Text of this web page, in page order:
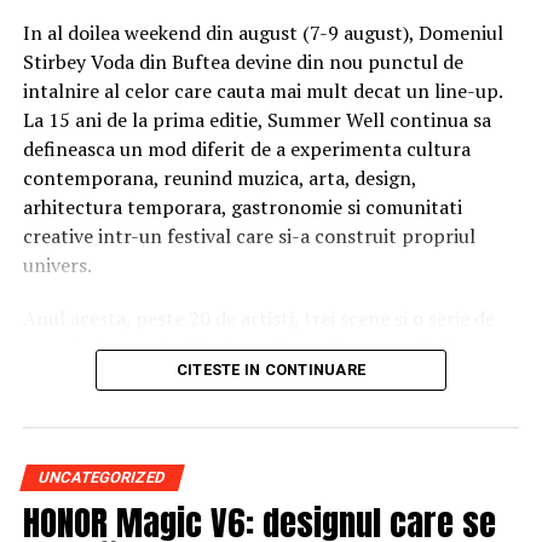
Vineri: incepand cu ora 16:00
Sambata si duminica: incepand cu ora 14:00
Pentru o experienta cat mai relaxata, organizatorii
recomanda sosirea cat mai devreme, in special in prima
zi de festival.
Accesul participantilor este permis pana la ora 23:30 in
pot ridica acreditarile zilnic intre orele 08:00 si 20:00,
dimineata.
Cum ajungi la Summer Well
In al doilea weekend din august (7-9 august), Domeniul
Stirbey Voda din Buftea devine din nou punctul de
intalnire al celor care cauta mai mult decat un line-up.
La 15 ani de la prima editie, Summer Well continua sa
defineasca un mod diferit de a experimenta cultura
contemporana, reunind muzica, arta, design,
arhitectura temporara, gastronomie si comunitati
creative intr-un festival care si-a construit propriul
univers.
experiente curatoriate transforma fiecare colt al
domeniului intr-un spatiu cu identitate proprie. Nu este
dintre concerte, descoperirile intamplatoare si energia
colectiva care face ca fiecare editie sa fie diferita.
Trei scene. Trei universuri. Un singur soundtrack al
CITESTE IN CONTINUARE
UNCATEGORIZED
HONOR Magic V6: designul care se